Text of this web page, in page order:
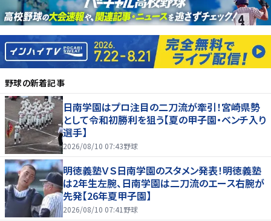
野球の新着記事
日南学園はプロ注目の二刀流が牽引！宮崎県勢
として令和初勝利を狙う【夏の甲子園・ベンチ入り
選手】
2026/08/10 07:43野球
明徳義塾ＶＳ日南学園のスタメン発表！明徳義塾
は2年生左腕、日南学園は二刀流のエース右腕が
先発【26年夏甲子園】
2026/08/10 07:41 野球